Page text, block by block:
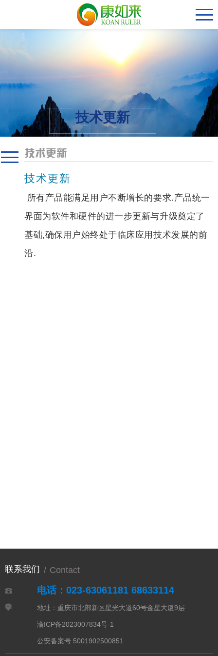
技术更新
技术更新
技术更新
所有产品能满足用户不断增长的要求.产品统一
界面为软件和硬件的进一步更新与升级奠定了
基础,确保用户始终处于临床应用技术发展的前
沿.
联系我们 / Contact
电话：023-63061181 68633114
地址：重庆市北部新区星光大道60号金星大厦9层
渝ICP备2023007834号-1
公安备案号 5001902500851